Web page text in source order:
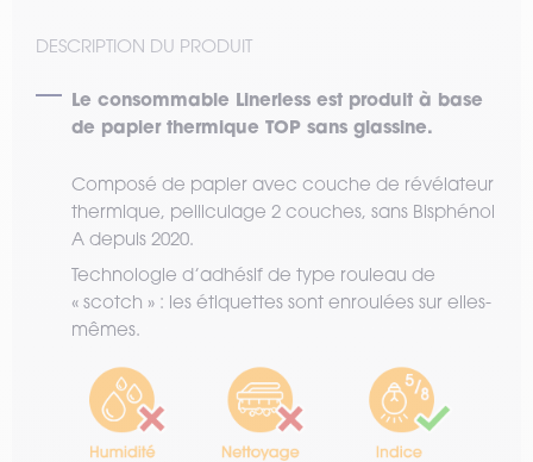
DESCRIPTION DU PRODUIT
Le consommable Linerless est produit à base
de papier thermique TOP sans glassine.
Composé de papier avec couche de révélateur
thermique, pelliculage 2 couches, sans Bisphénol
A depuis 2020.
Technologie d’adhésif de type rouleau de
« scotch » : les étiquettes sont enroulées sur elles-
mêmes.